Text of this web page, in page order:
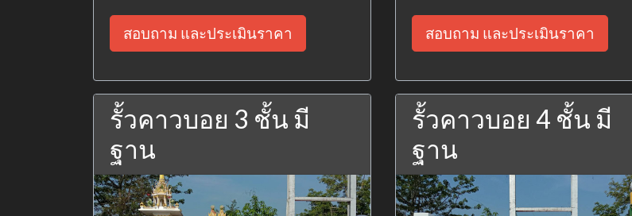
สอบถาม และประเมินราคา สอบถาม และประเมินราคา
รั้วคาวบอย 3 ชั้น มี
ฐาน
รั้วคาวบอย 4 ชั้น มี
ฐาน